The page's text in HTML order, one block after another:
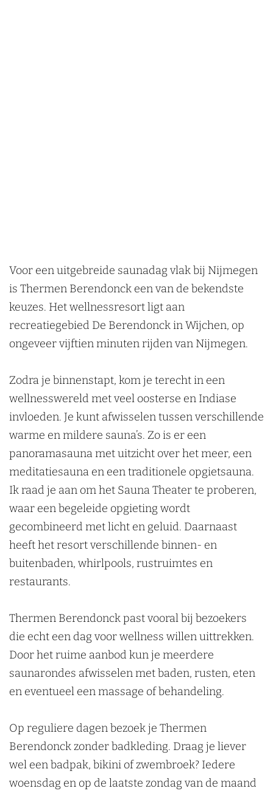
Voor een uitgebreide saunadag vlak bij Nijmegen
is Thermen Berendonck een van de bekendste
keuzes. Het wellnessresort ligt aan
recreatiegebied De Berendonck in Wijchen, op
ongeveer vijftien minuten rijden van Nijmegen.
Zodra je binnenstapt, kom je terecht in een
wellnesswereld met veel oosterse en Indiase
invloeden. Je kunt afwisselen tussen verschillende
warme en mildere sauna’s. Zo is er een
panoramasauna met uitzicht over het meer, een
meditatiesauna en een traditionele opgietsauna.
Ik raad je aan om het Sauna Theater te proberen,
waar een begeleide opgieting wordt
gecombineerd met licht en geluid. Daarnaast
heeft het resort verschillende binnen- en
buitenbaden, whirlpools, rustruimtes en
restaurants.
Thermen Berendonck past vooral bij bezoekers
die echt een dag voor wellness willen uittrekken.
Door het ruime aanbod kun je meerdere
saunarondes afwisselen met baden, rusten, eten
en eventueel een massage of behandeling.
Op reguliere dagen bezoek je Thermen
Berendonck zonder badkleding. Draag je liever
wel een badpak, bikini of zwembroek? Iedere
woensdag en op de laatste zondag van de maand